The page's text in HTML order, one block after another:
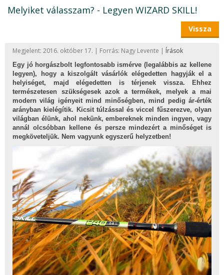
Melyiket válasszam? - Legyen WIZARD SKILL!
Vissza
Megjelent: 2016. október 17. | Forrás: Nagy Levente | Írások
Egy jó horgászbolt legfontosabb ismérve (legalábbis az kellene
legyen), hogy a kiszolgált vásárlók elégedetten hagyják el a
helyiséget, majd elégedetten is térjenek vissza. Ehhez
természetesen szükségesek azok a termékek, melyek a mai
modern világ igényeit mind minőségben, mind pedig ár-érték
arányban kielégítik. Kicsit túlzással és viccel fűszerezve, olyan
világban élünk, ahol nekünk, embereknek minden ingyen, vagy
annál olcsóbban kellene és persze mindezért a minőséget is
megköveteljük. Nem vagyunk egyszerű helyzetben!